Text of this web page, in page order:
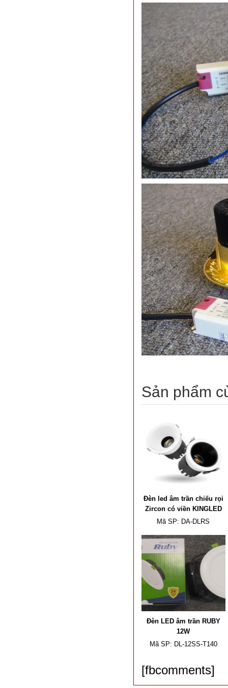
Sản phẩm
Đèn led âm trần chiếu rọi
Zircon có viền KINGLED
Mã SP: DA-DLRS
Đèn LED âm trần RUBY
12W
Mã SP: DL-12SS-T140
[fbcomments]